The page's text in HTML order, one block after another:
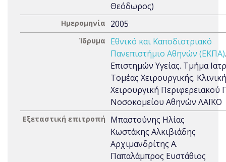
Θεόδωρος)
Ημερομηνία 2005
Ίδρυμα
Εθνικό και Καποδιστριακό
Πανεπιστήμιο Αθηνών (ΕΚΠΑ)
Επιστημών Υγείας. Τμήμα
Τομέας Χειρουργικής.
Χειρουργική Περιφερειακού
Νοσοκομείου Αθηνών ΛΑΪΚΟ
Εξεταστική επιτροπή
Μπαστούνης Ηλίας
Κωστάκης Αλκιβιάδης
Αρχιμανδρίτης Α.
Παπαλάμπρος Ευστάθιος